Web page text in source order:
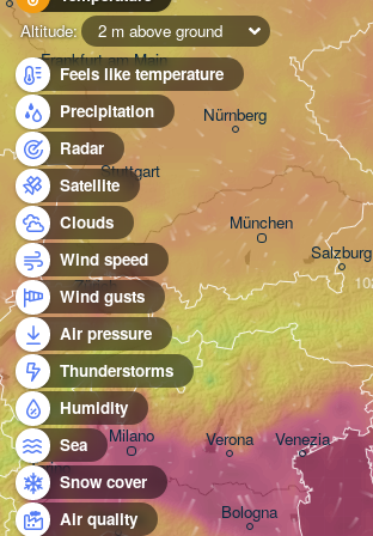
Altitude:
2 m above ground
Feels like temperature
Precipitation
Radar
Satellite
Clouds
Wind speed
Wind gusts
Air pressure
Thunderstorms
Humidity
Sea
Snow cover
Air quality
Frankfurt am Main
Nürnberg
Milano
Torino
Stuttgart
Genova
Verona
Zürich
SWITZERLAND
München
Venezia
Salzburg
Bologna